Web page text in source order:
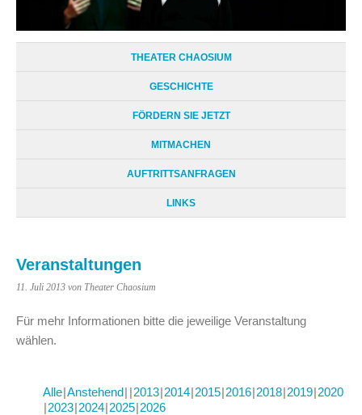
THEATER CHAOSIUM
GESCHICHTE
FÖRDERN SIE JETZT
MITMACHEN
AUFTRITTSANFRAGEN
LINKS
Veranstaltungen
11. Juli 2013 von Theater Chaosium
Für mehr Informationen bitte die jeweilige Veranstaltung
wählen.
Alle Anstehend 2013 2014 2015 2016 2018 2019 2020
2023 2024 2025 2026